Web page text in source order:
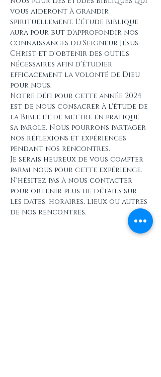
vous aideront à grandir
spirituellement. L'étude biblique
aura pour but d'approfondir nos
connaissances du Seigneur Jésus-
Christ et d'obtenir des outils
nécessaires afin d'étudier
efficacement la volonté de Dieu
pour nous.
Notre défi pour cette année 2024
est de nous consacrer à l'étude de
la Bible et de mettre en pratique
sa parole. Nous pourrons partager
nos réflexions et expériences
pendant nos rencontres.
Je serais heureux de vous compter
parmi nous pour cette expérience.
N'hésitez pas à nous contacter
pour obtenir plus de détails sur
les dates, horaires, lieux ou autres
de nos rencontres.